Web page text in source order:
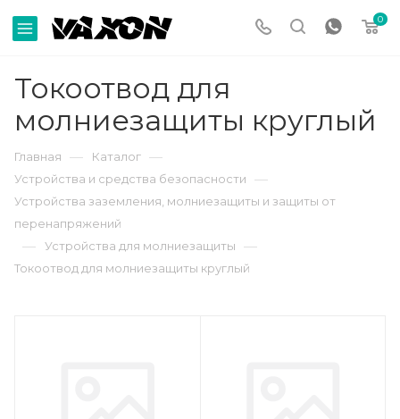
0
Токоотвод для
молниезащиты круглый
Главная — Каталог —
Устройства и средства безопасности —
Устройства заземления, молниезащиты и защиты от
перенапряжений
— Устройства для молниезащиты —
Токоотвод для молниезащиты круглый